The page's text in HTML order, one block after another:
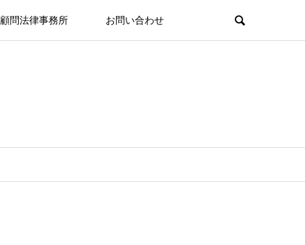
顧問法律事務所 お問い合わせ